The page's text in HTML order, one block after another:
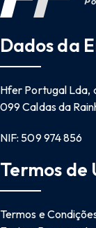
Dados da
Hfer Portugal Lda,
099 Caldas da
NIF: 509 974 856
Termos
Termos e